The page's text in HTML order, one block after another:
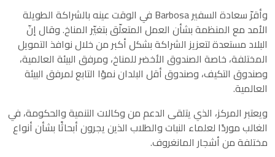
وأقرّ سعادة السفير Barbosa في الوقت عينه بالشراكة الطويلة
الأمد مع المنظمة بشأن العمل المتعلّق بتغيّر المناخ. وقال إنّ
البلاد مستعدة لتعزيز الشراكة بشكل أكبر من خلال نوافذ التمويل
المختلفة، خاصة الصندوق الأخضر للمناخ، ومرفق البيئة العالمية،
وصندوق التكيف، وصندوق أقل البلدان نموًا التابع لمرفق البيئة
العالمية.
ويعتبر المركز، الذي يتلقى الدعم من وكالات التنمية والحكومة، في
الغالب موردًا لعلماء النبات والطلاب الذين يجرون أبحاثًا بشأن أنواع
مختلفة من أشجار المانغروف.